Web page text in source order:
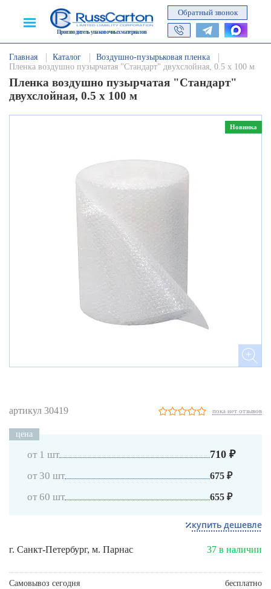
Производитель упаковочных материалов
Обратный звонок
Главная Каталог
Воздушно-пузырьковая пленка
Пленка воздушно пузырчатая "Стандарт" двухслойная, 0.5 х 100 м
Пленка воздушно пузырчатая "Стандарт"
двухслойная, 0.5 х 100 м
Новинка
артикул 30419 пока нет отзывов
цена
от 1 шт 710 ₽
от 30 шт 675 ₽
от 60 шт 655 ₽
купить дешевле
г. Санкт-Петербург, м. Парнас 37 в наличии
Самовывоз сегодня
бесплатно